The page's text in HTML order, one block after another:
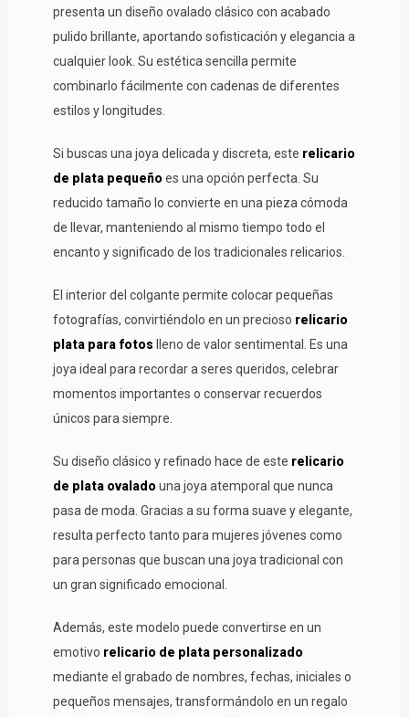
presenta un diseño ovalado clásico con acabado
pulido brillante, aportando sofisticación y elegancia a
cualquier look. Su estética sencilla permite
combinarlo fácilmente con cadenas de diferentes
estilos y longitudes.
Si buscas una joya delicada y discreta, este relicario
de plata pequeño es una opción perfecta. Su
reducido tamaño lo convierte en una pieza cómoda
de llevar, manteniendo al mismo tiempo todo el
encanto y significado de los tradicionales relicarios.
El interior del colgante permite colocar pequeñas
fotografías, convirtiéndolo en un precioso relicario
plata para fotos lleno de valor sentimental. Es una
joya ideal para recordar a seres queridos, celebrar
momentos importantes o conservar recuerdos
únicos para siempre.
Su diseño clásico y refinado hace de este relicario
de plata ovalado una joya atemporal que nunca
pasa de moda. Gracias a su forma suave y elegante,
resulta perfecto tanto para mujeres jóvenes como
para personas que buscan una joya tradicional con
un gran significado emocional.
Además, este modelo puede convertirse en un
emotivo relicario de plata personalizado
mediante el grabado de nombres, fechas, iniciales o
pequeños mensajes, transformándolo en un regalo